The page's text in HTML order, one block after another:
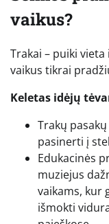
vaikus?
Trakai – puiki vieta
vaikus tikrai
Keletas idėjų
Trakų
pasinerti į
Edukacinės
muziejus
vaikams, kur
išmokti